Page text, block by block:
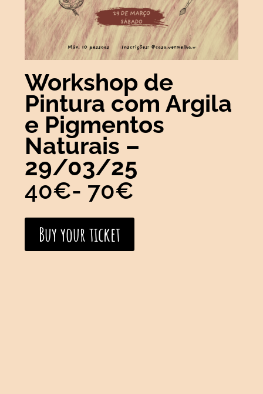
Workshop de
Pintura com Argila
e Pigmentos
Naturais –
29/03/25
40€- 70€
Buy your ticket